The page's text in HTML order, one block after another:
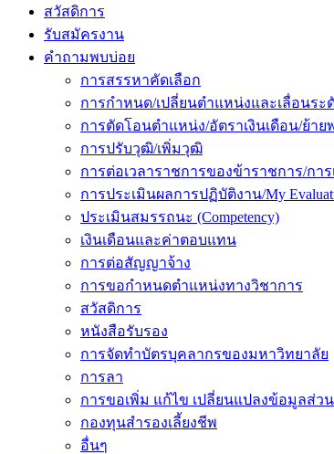
สวัสดิการ
รับสมัครงาน
คำถามพบบ่อย
การสรรหาคัดเลือก
การกำหนด/เปลี่ยนตำแหน่งและเลื่อนระ
การตัดโอนตำแหน่ง/อัตราเงินเดือน/ย้าย
การปรับวุฒิ/เพิ่มวุฒิ
การต่อเวลาราชการของข้าราชการ/ก
การประเมินผลการปฏิบัติงาน/My
ประเมินสมรรถนะ (Competency)
เงินเดือนและค่าตอบแทน
การต่อสัญญาจ้าง
การขอกำหนดตำแหน่งทางวิชาการ
สวัสดิการ
หนังสือรับรอง
การจัดทำบัตรบุคลากรของมหาวิทยาลัย
การลา
การขอเพิ่ม แก้ไข เปลี่ยนแปลงข้อมูลส่ว
กองทุนสำรองเลี้ยงชีพ
อื่นๆ